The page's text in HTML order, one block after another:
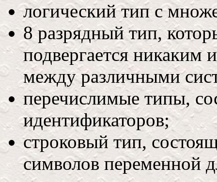
логический тип с
8 разрядный тип,
подвергается никаким
между различными
перечислимые типы,
идентификаторов;
строковый тип,
символов переменной